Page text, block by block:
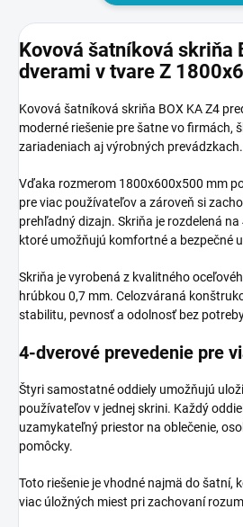
Kovová šatníková skriňa
dverami v tvare Z
Kovová šatníková skriňa BOX KA Z4
moderné riešenie pre šatne vo firmách,
zariadeniach aj výrobných prevádzkach.
Vďaka rozmerom 1800x600x500 mm
pre viac používateľov a zároveň si
prehľadný dizajn. Skriňa je rozdelená
ktoré umožňujú komfortné a bezpečné
Skriňa je vyrobená z kvalitného
hrúbkou 0,7 mm. Celozváraná
stabilitu, pevnosť a odolnosť bez
4-dverové prevedenie pre
Štyri samostatné oddiely umožňujú
používateľov v jednej skrini. Každý
uzamykateľný priestor na oblečenie,
pomôcky.
Toto riešenie je vhodné najmä do šatní,
viac úložných miest pri zachovaní